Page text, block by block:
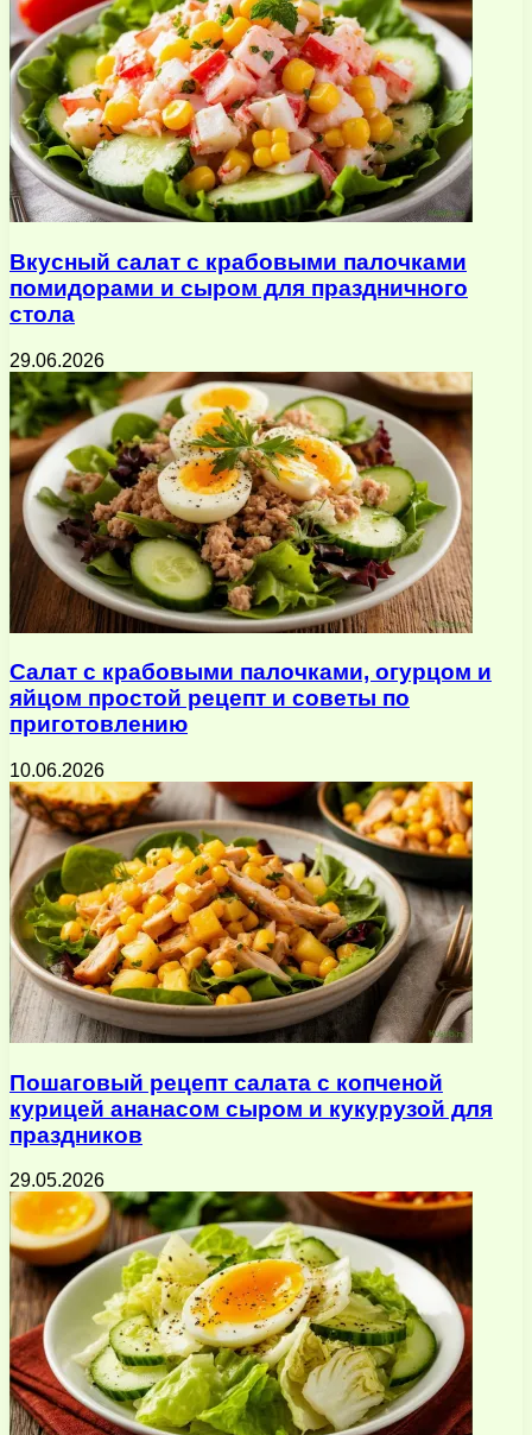
Вкусный салат с крабовыми палочками
помидорами и сыром для праздничного
стола
29.06.2026
Салат с крабовыми палочками, огурцом и
яйцом простой рецепт и советы по
приготовлению
10.06.2026
Пошаговый рецепт салата с копченой
курицей ананасом сыром и кукурузой для
праздников
29.05.2026